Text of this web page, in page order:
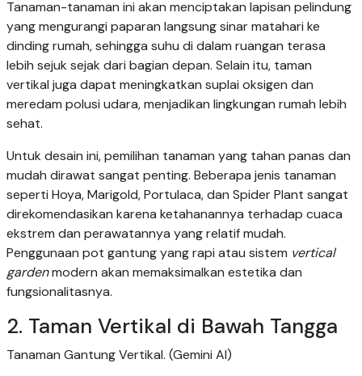
Tanaman-tanaman ini akan menciptakan lapisan pelindung
yang mengurangi paparan langsung sinar matahari ke
dinding rumah, sehingga suhu di dalam ruangan terasa
lebih sejuk sejak dari bagian depan. Selain itu, taman
vertikal juga dapat meningkatkan suplai oksigen dan
meredam polusi udara, menjadikan lingkungan rumah lebih
sehat.
Untuk desain ini, pemilihan tanaman yang tahan panas dan
mudah dirawat sangat penting. Beberapa jenis tanaman
seperti Hoya, Marigold, Portulaca, dan Spider Plant sangat
direkomendasikan karena ketahanannya terhadap cuaca
ekstrem dan perawatannya yang relatif mudah.
Penggunaan pot gantung yang rapi atau sistem vertical
gardenmodern akan memaksimalkan estetika dan
fungsionalitasnya.
2. Taman Vertikal di Bawah Tangga
Tanaman Gantung Vertikal. (Gemini AI)